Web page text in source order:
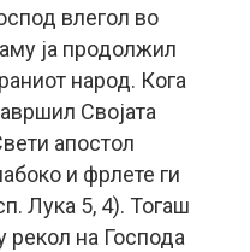
влегол во
ја продолжил
народ. Кога
Својата
апостол
и фрлете ги
Лука 5, 4). Тогаш
рекол на Господа